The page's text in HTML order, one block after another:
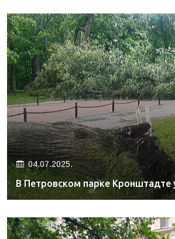
04.07.2025.
В Петровском парке Кронштадте